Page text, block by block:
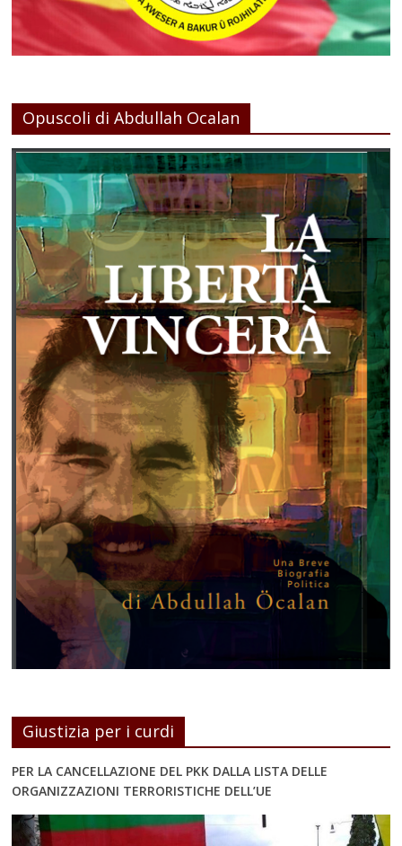
Opuscoli di Abdullah Ocalan
Giustizia per i curdi
PER LA CANCELLAZIONE DEL PKK DALLA LISTA DELLE
ORGANIZZAZIONI TERRORISTICHE DELL’UE